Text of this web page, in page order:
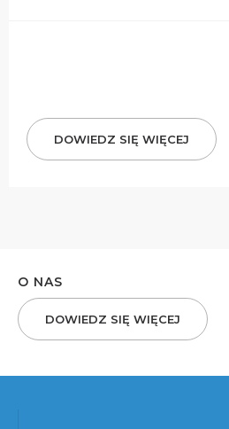
DOWIEDZ SIĘ WIĘCEJ
O NAS
DOWIEDZ SIĘ WIĘCEJ